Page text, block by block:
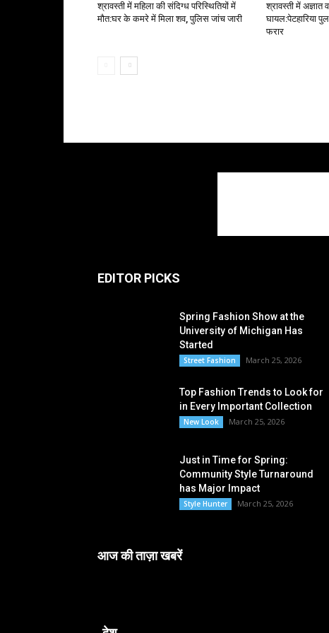
श्रावस्ती में महिला की संदिग्ध परिस्थितियों में
मौत:घर के कमरे में मिला शव, पुलिस जांच जारी
श्रावस्ती में
घायल:पेटहारिया
फरार
EDITOR PICKS
Spring Fashion Show at the
University of Michigan Has
Started
Street Fashion March 25, 2026
Top Fashion Trends to Look for
in Every Important Collection
New Look March 25, 2026
Just in Time for Spring:
Community Style Turnaround
has Major Impact
Style Hunter March 25, 2026
आज की ताज़ा खबरें